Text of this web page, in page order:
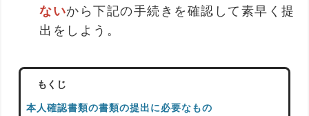
ないから下記の手続きを確認して素早く提
出をしよう。
もくじ
本人確認書類の書類の提出に必要なもの